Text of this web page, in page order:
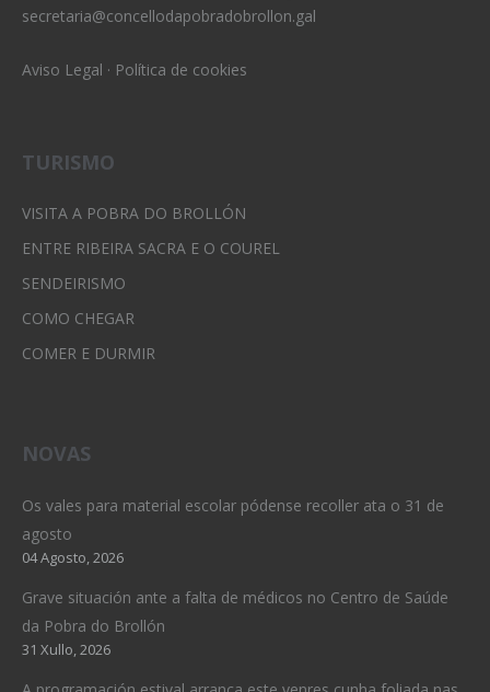
secretaria@concellodapobradobrollon.gal
Aviso Legal · Política de cookies
TURISMO
VISITA A POBRA DO BROLLÓN
ENTRE RIBEIRA SACRA E O COUREL
SENDEIRISMO
COMO CHEGAR
COMER E DURMIR
NOVAS
Os vales para material escolar pódense recoller ata o 31 de
agosto
04 Agosto, 2026
Grave situación ante a falta de médicos no Centro de Saúde
da Pobra do Brollón
31 Xullo, 2026